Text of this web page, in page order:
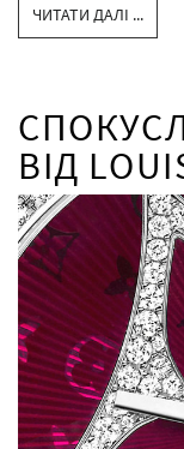
ЧИТАТИ ДАЛІ ...
ВІД